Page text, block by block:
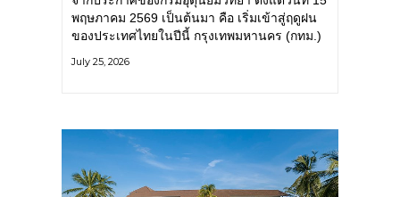
พฤษภาคม 2569 เป็นต้นมา คือ เริ่มเข้าสู่ฤดูฝน
ของประเทศไทยในปีนี้ กรุงเทพมหานคร (กทม.)
โครงสร้างพื้นฐาน
July 25, 2026